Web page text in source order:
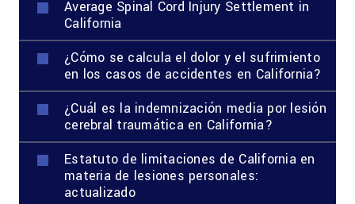
Average Spinal Cord Injury Settlement in
California
¿Cómo se calcula el dolor y el sufrimiento
en los casos de accidentes en California?
¿Cuál es la indemnización media por lesión
cerebral traumática en California?
Estatuto de limitaciones de California en
materia de lesiones personales:
actualizado